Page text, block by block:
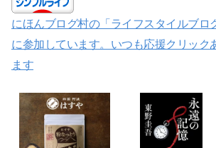
にほんブログ村の「ライフスタイルブロ
に参加しています。いつも応援クリック
ます